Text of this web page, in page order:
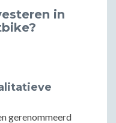
in
gerenommeerd